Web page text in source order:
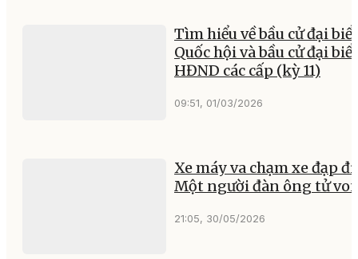
Tìm hiểu về bầu cử đại
Quốc hội và bầu cử đại
HĐND các cấp (kỳ 11)
09:51, 01/03/2026
Xe máy va chạm xe đạp
Một người đàn ông tử
21:05, 30/05/2026